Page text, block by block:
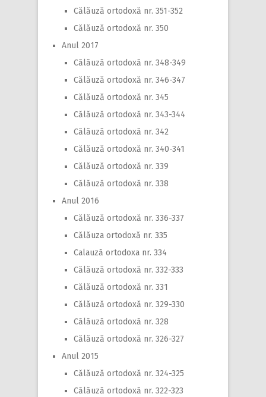
Călăuză ortodoxă nr. 351-352
Călăuză ortodoxă nr. 350
Anul 2017
Călăuză ortodoxă nr. 348-349
Călăuză ortodoxă nr. 346-347
Călăuză ortodoxă nr. 345
Călăuză ortodoxă nr. 343-344
Călăuză ortodoxă nr. 342
Călăuză ortodoxă nr. 340-341
Călăuză ortodoxă nr. 339
Călăuză ortodoxă nr. 338
Anul 2016
Călăuză ortodoxă nr. 336-337
Călăuza ortodoxă nr. 335
Calauză ortodoxa nr. 334
Călăuză ortodoxă nr. 332-333
Călăuză ortodoxă nr. 331
Călăuză ortodoxă nr. 329-330
Călăuză ortodoxă nr. 328
Călăuză ortodoxă nr. 326-327
Anul 2015
Călăuză ortodoxă nr. 324-325
Călăuză ortodoxă nr. 322-323